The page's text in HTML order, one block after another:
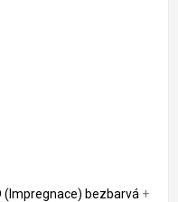
(Impregnace) bezbarvá +